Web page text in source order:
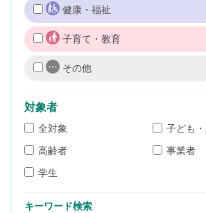
健康・福祉
子育て・教育
その他
対象者
全対象
子ども
高齢者
事業者
学生
キーワード検索